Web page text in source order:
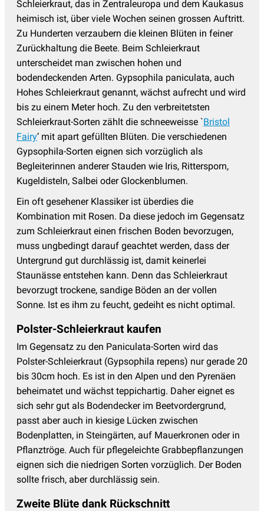
Tränendes Herz - Dicentra (4)
Trollblume (2)
Veilchen (5)
Wermut - Artemisia (9)
Wiesenknopf - Sanguisorba
(10)
Wiesenraute(8)
Winteraster - Chrysanthemum(12)
Wolfsmilch - Euphorbia(13)
Ziersalbei(15)
Schleierkraut, das in Zentraleuropa und dem Kaukasus
heimisch ist, über viele Wochen seinen grossen Auftritt.
Zu Hunderten verzaubern die kleinen Blüten in feiner
Zurückhaltung die Beete. Beim Schleierkraut
unterscheidet man zwischen hohen und
bodendeckenden Arten. Gypsophila paniculata, auch
Hohes Schleierkraut genannt, wächst aufrecht und wird
bis zu einem Meter hoch. Zu den verbreitetsten
Schleierkraut-Sorten zählt die schneeweisse `Bristol
Fairy’ mit apart gefüllten Blüten. Die verschiedenen
Gypsophila-Sorten eignen sich vorzüglich als
Begleiterinnen anderer Stauden wie Iris, Rittersporn,
Kugeldisteln, Salbei oder Glockenblumen.
Ein oft gesehener Klassiker ist überdies die
Kombination mit Rosen. Da diese jedoch im Gegensatz
zum Schleierkraut einen frischen Boden bevorzugen,
muss ungbedingt darauf geachtet werden, dass der
Untergrund gut durchlässig ist, damit keinerlei
Staunässe entstehen kann. Denn das Schleierkraut
bevorzugt trockene, sandige Böden an der vollen
Sonne. Ist es ihm zu feucht, gedeiht es nicht optimal.
Polster-Schleierkraut kaufen
Im Gegensatz zu den Paniculata-Sorten wird das
Polster-Schleierkraut (Gypsophila repens) nur gerade 20
bis 30cm hoch. Es ist in den Alpen und den Pyrenäen
beheimatet und wächst teppichartig. Daher eignet es
sich sehr gut als Bodendecker im Beetvordergrund,
passt aber auch in kiesige Lücken zwischen
Bodenplatten, in Steingärten, auf Mauerkronen oder in
Pflanztröge. Auch für pflegeleichte Grabbepflanzungen
eignen sich die niedrigen Sorten vorzüglich. Der Boden
sollte frisch, aber durchlässig sein.
Zweite Blüte dank Rückschnitt